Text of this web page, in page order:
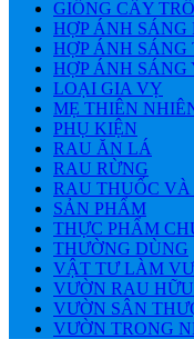
GIỐNG CÂY
HỢP ÁNH SÁNG
HỢP ÁNH SÁNG
HỢP ÁNH SÁNG
LOẠI GIA VỴ
MẸ THIÊN
PHỤ KIỆN
RAU ĂN LÁ
RAU RỪNG
RAU THUỐC VÀ
SẢN PHẨM
THỰC PHẨM
THƯỜNG DÙNG
VẬT TƯ LÀM
VƯỜN RAU
VƯỜN SÂN
VƯỜN TRONG